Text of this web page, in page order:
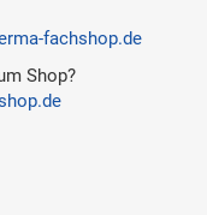
fachshop.de
Shop?